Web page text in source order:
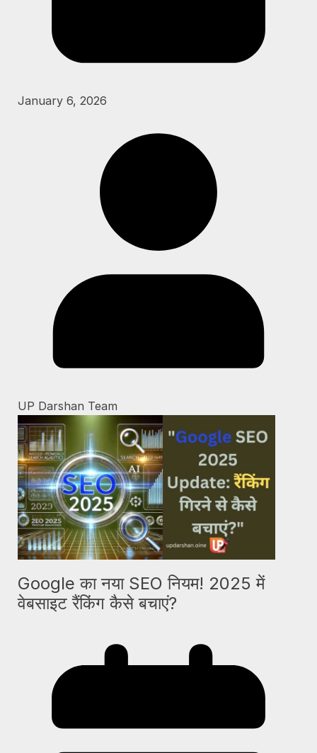
January 6, 2026
UP Darshan Team
Google का नया SEO नियम! 2025 में
वेबसाइट रैंकिंग कैसे बचाएं?